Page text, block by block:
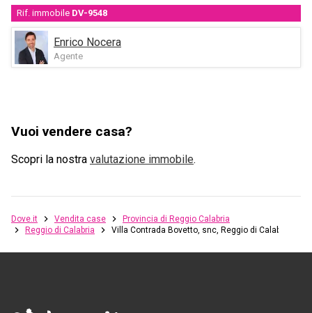
Rif. immobile DV-9548
Enrico Nocera
Agente
Vuoi vendere casa?
Scopri la nostra valutazione immobile.
Dove.it Vendita case
Provincia di Reggio Calabria
Reggio di Calabria
Villa Contrada Bovetto, snc, Reggio di Calabria